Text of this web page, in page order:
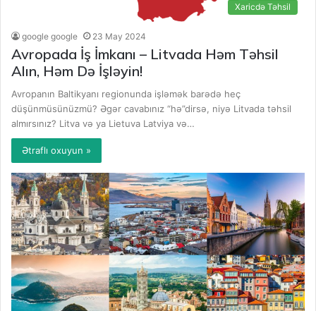
Xaricdə Təhsil
google google 23 May 2024
Avropada İş İmkanı – Litvada Həm Təhsil
Alın, Həm Də İşləyin!
Avropanın Baltikyanı regionunda işləmək barədə heç
düşünmüsünüzmü? Əgər cavabınız “hə”dirsə, niyə Litvada təhsil
almırsınız? Litva və ya Lietuva Latviya və…
Ətraflı oxuyun »